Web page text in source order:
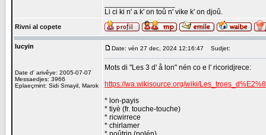
Li ci ki n' a k' on toû n' vike k' on djoû.
Rivni al copete
lucyin
Date d' arivêye: 2005-07-07
Messaedjes: 3966
Eplaeçmint: Sidi Smayil, Marok
Date: vén 27 dec, 2024 12:16:47 Sudjet:
Mots di "Les 3 d' å lon" nén co e l' ricoridjrece:
https://wa.wikisource.org/wiki/
* lon-payis
* tiyè (fr. touche-touche)
* ricwirrece
* chirlamer